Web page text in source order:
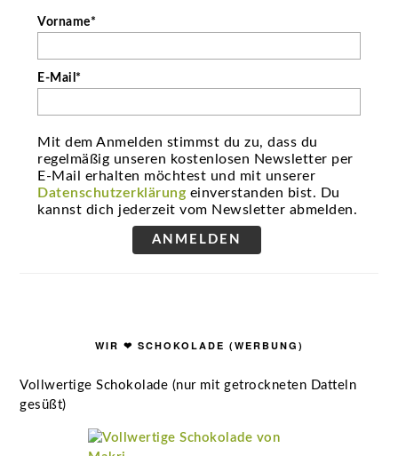
Vorname*
E-Mail*
Mit dem Anmelden stimmst du zu, dass du
regelmäßig unseren kostenlosen Newsletter per
E-Mail erhalten möchtest und mit unserer
Datenschutzerklärung einverstanden bist. Du
kannst dich jederzeit vom Newsletter abmelden.
ANMELDEN
WIR ❤ SCHOKOLADE (WERBUNG)
Vollwertige Schokolade (nur mit getrockneten Datteln
gesüßt)